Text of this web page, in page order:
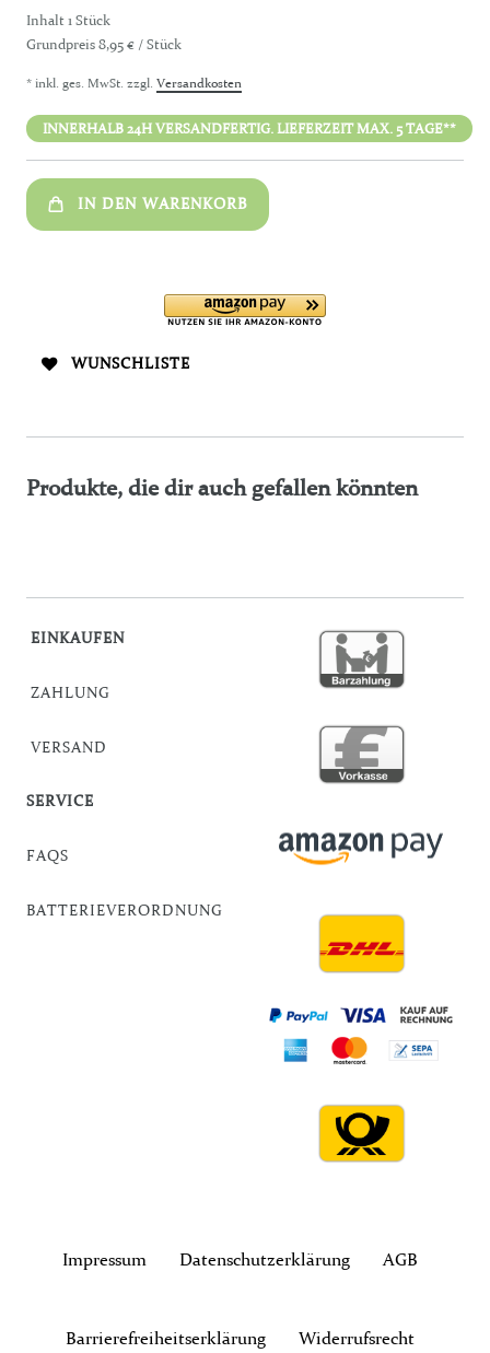
Inhalt1 Stück
Grundpreis8,95 € / Stück
* inkl. ges. MwSt. zzgl. Versandkosten
INNERHALB 24H VERSANDFERTIG. LIEFERZEIT MAX. 5 TAGE**
IN DEN WARENKORB
WUNSCHLISTE
Produkte, die dir auch gefallen könnten
EINKAUFEN
ZAHLUNG
VERSAND
SERVICE
FAQS
BATTERIEVERORDNUNG
Impressum Daten­schutz­erklärung AGB
Barrierefreiheitserklärung Widerrufs­recht